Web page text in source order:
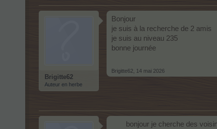
Brigitte62
Auteur en herbe
Bonjour
je suis à la recherche de 2 amis
je suis au niveau 235
bonne journée
Brigitte62 14 mai 2026
bonjour je cherche des